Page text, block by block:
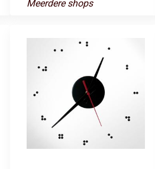
Meerdere shops